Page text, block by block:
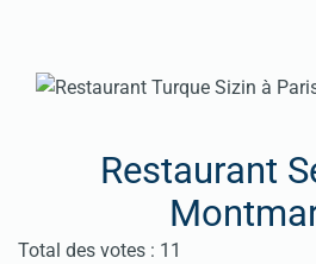
Restaurant
Vote utilisateur:3.5
Total des votes : 11